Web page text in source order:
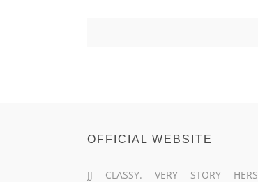
OFFICIAL WEBSITE
JJ CLASSY. VERY STORY
HERS